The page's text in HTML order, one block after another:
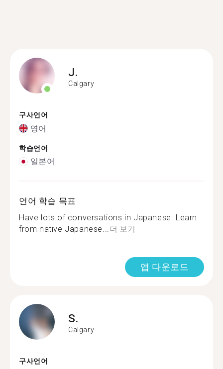
J.
Calgary
구사언어
영어
학습언어
일본어
언어 학습 목표
Have lots of conversations in Japanese. Learn
from native Japanese...더 보기
앱 다운로드
S.
Calgary
구사언어